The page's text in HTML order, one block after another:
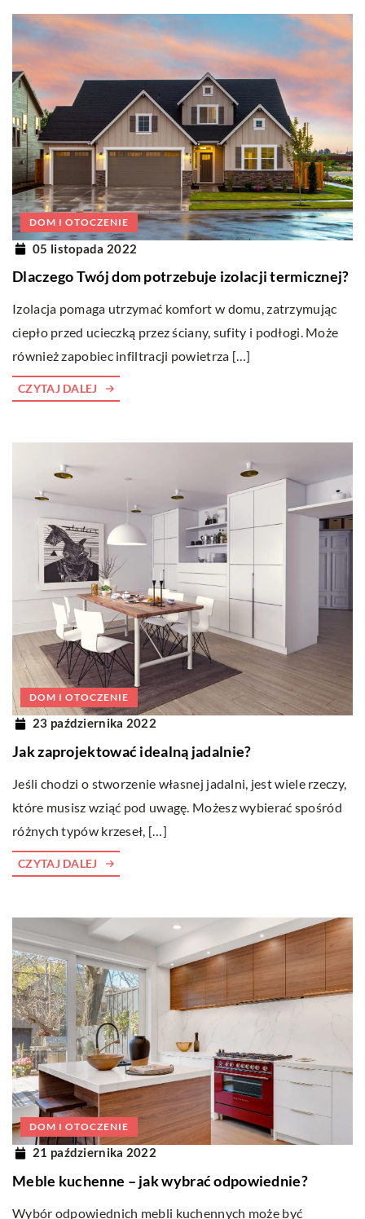
DOM I OTOCZENIE
05 listopada 2022
Dlaczego Twój dom potrzebuje izolacji termicznej?
Izolacja pomaga utrzymać komfort w domu, zatrzymując
ciepło przed ucieczką przez ściany, sufity i podłogi. Może
również zapobiec infiltracji powietrza […]
CZYTAJ DALEJ
DOM I OTOCZENIE
23 października 2022
Jak zaprojektować idealną jadalnie?
Jeśli chodzi o stworzenie własnej jadalni, jest wiele rzeczy,
które musisz wziąć pod uwagę. Możesz wybierać spośród
różnych typów krzeseł, […]
CZYTAJ DALEJ
DOM I OTOCZENIE
21 października 2022
Meble kuchenne – jak wybrać odpowiednie?
Wybór odpowiednich mebli kuchennych może być